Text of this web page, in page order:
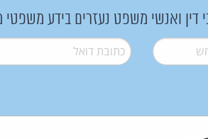
דין ואנשי משפט נעזרים בידע
דואל*